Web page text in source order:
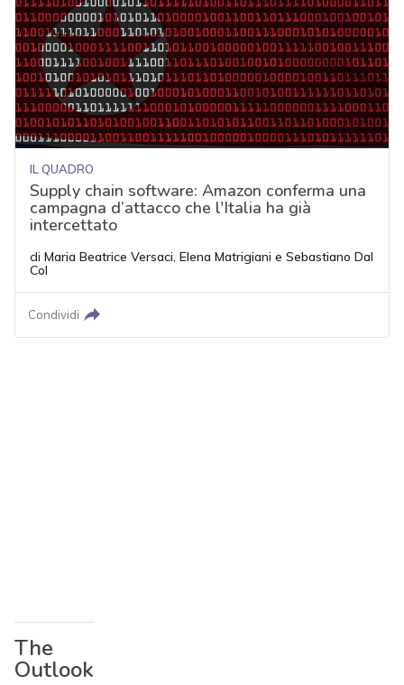
IL QUADRO
Supply chain software: Amazon conferma una
campagna d’attacco che l'Italia ha già
intercettato
di Maria Beatrice Versaci, Elena Matrigiani e Sebastiano Dal
Col
Condividi
The
Outlook